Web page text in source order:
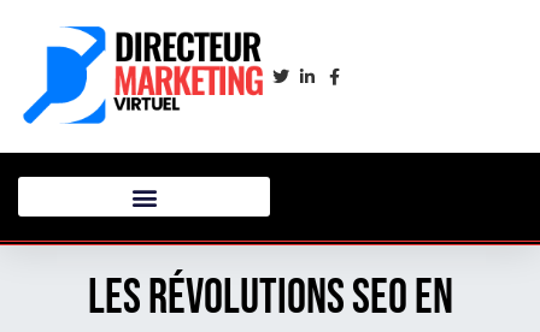
Les révolutions SEO en